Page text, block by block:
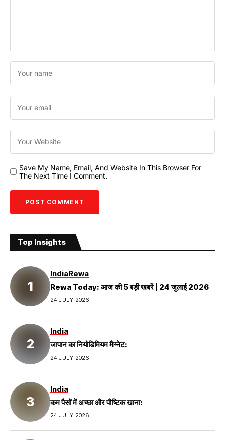
Save My Name, Email, And Website In This Browser For
The Next Time I Comment.
Top Insights
IndiaRewa
Rewa Today: आज की 5 बड़ी खबरें | 24 जुलाई 2026
24 JULY 2026
India
जापान का नियोडिमियम मैग्नेट:
24 JULY 2026
India
कम पैसों में अच्छा और पौष्टिक खाना:
24 JULY 2026